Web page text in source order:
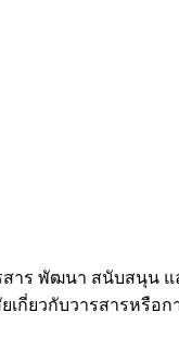
าร พัฒนา สนับสนุน
เกี่ยวกับวารสารหรือ